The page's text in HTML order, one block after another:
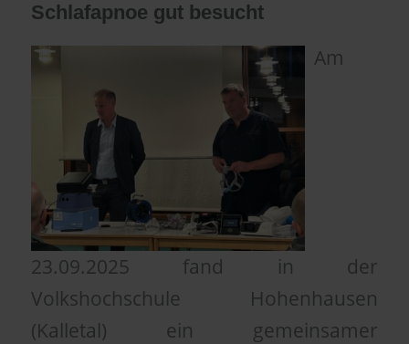
Schlafapnoe gut besucht
Am
23.09.2025 fand in der
Volkshochschule Hohenhausen
(Kalletal) ein gemeinsamer